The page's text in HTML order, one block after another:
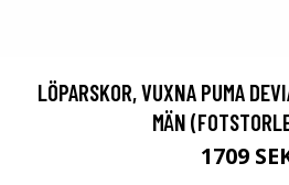
LÖPARSKOR, VUXNA PUMA
MÄN
1709